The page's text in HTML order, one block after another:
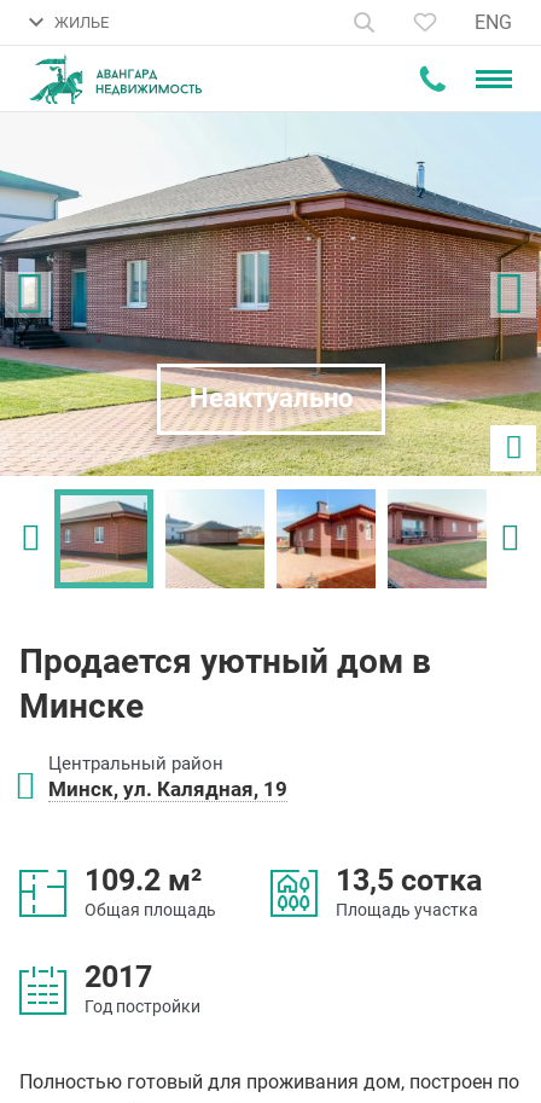
ЖИЛЬЕ ENG
Неактуально
Продается уютный дом в
Минске
Центральный район
Минск, ул. Калядная, 19
109.2 м²
Общая площадь
13,5 сотка
Площадь участка
2017
Год постройки
Полностью готовый для проживания дом, построен по